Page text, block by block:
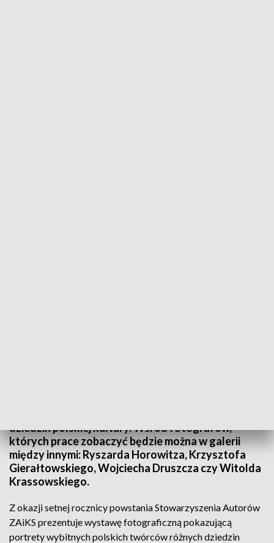
dziedzin polskiej kultury. Wśród fotografów,
których prace zobaczyć będzie można w galerii
między innymi: Ryszarda Horowitza, Krzysztofa
Gierałtowskiego, Wojciecha Druszcza czy Witolda
Krassowskiego.
Z okazji setnej rocznicy powstania Stowarzyszenia Autorów
ZAiKS prezentuje wystawę fotograficzną pokazującą
portrety wybitnych polskich twórców różnych dziedzin